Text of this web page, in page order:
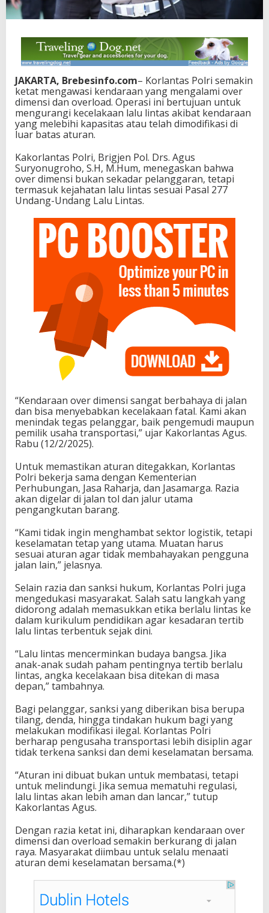
JAKARTA, Brebesinfo.com– Korlantas Polri semakin
ketat mengawasi kendaraan yang mengalami over
dimensi dan overload. Operasi ini bertujuan untuk
mengurangi kecelakaan lalu lintas akibat kendaraan
yang melebihi kapasitas atau telah dimodifikasi di
luar batas aturan.
Kakorlantas Polri, Brigjen Pol. Drs. Agus
Suryonugroho, S.H, M.Hum, menegaskan bahwa
over dimensi bukan sekadar pelanggaran, tetapi
termasuk kejahatan lalu lintas sesuai Pasal 277
Undang-Undang Lalu Lintas.
“Kendaraan over dimensi sangat berbahaya di jalan
dan bisa menyebabkan kecelakaan fatal. Kami akan
menindak tegas pelanggar, baik pengemudi maupun
pemilik usaha transportasi,” ujar Kakorlantas Agus.
Rabu (12/2/2025).
Untuk memastikan aturan ditegakkan, Korlantas
Polri bekerja sama dengan Kementerian
Perhubungan, Jasa Raharja, dan Jasamarga. Razia
akan digelar di jalan tol dan jalur utama
pengangkutan barang.
“Kami tidak ingin menghambat sektor logistik, tetapi
keselamatan tetap yang utama. Muatan harus
sesuai aturan agar tidak membahayakan pengguna
jalan lain,” jelasnya.
Selain razia dan sanksi hukum, Korlantas Polri juga
mengedukasi masyarakat. Salah satu langkah yang
didorong adalah memasukkan etika berlalu lintas ke
dalam kurikulum pendidikan agar kesadaran tertib
lalu lintas terbentuk sejak dini.
“Lalu lintas mencerminkan budaya bangsa. Jika
anak-anak sudah paham pentingnya tertib berlalu
lintas, angka kecelakaan bisa ditekan di masa
depan,” tambahnya.
Bagi pelanggar, sanksi yang diberikan bisa berupa
tilang, denda, hingga tindakan hukum bagi yang
melakukan modifikasi ilegal. Korlantas Polri
berharap pengusaha transportasi lebih disiplin agar
tidak terkena sanksi dan demi keselamatan bersama.
“Aturan ini dibuat bukan untuk membatasi, tetapi
untuk melindungi. Jika semua mematuhi regulasi,
lalu lintas akan lebih aman dan lancar,” tutup
Kakorlantas Agus.
Dengan razia ketat ini, diharapkan kendaraan over
dimensi dan overload semakin berkurang di jalan
raya. Masyarakat diimbau untuk selalu menaati
aturan demi keselamatan bersama.(*)